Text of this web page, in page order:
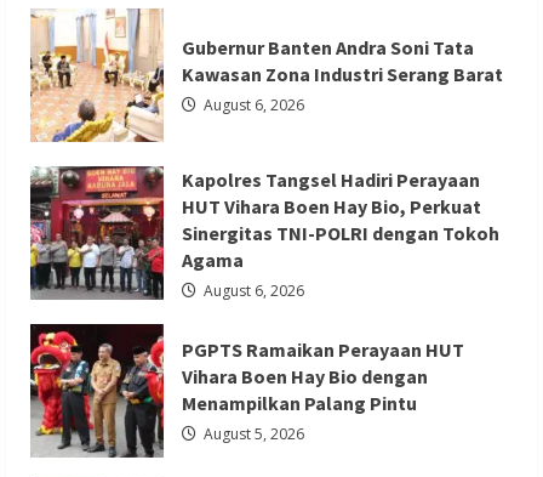
Berita Agama
Berita Sosial dan Budaya
Berita Trending
PGPTS Ramaikan Perayaan HUT Vihara
Boen Hay Bio dengan Menampilkan
Palang Pintu
Redaksi 01 August 5, 2026
Berita Ekonomi dan Bisnis
Berita Nasional
Berita Trending
ASDP Terapkan Sterilisasi Pelabuhan
Merak dengan One Gate System,
Film
Terlaris
2026
Spider
Man
Brand
New
Day
Raup
Rp
20,6
T
dalam
Sepekan
Gubernur Banten Andra Soni Tata
Kawasan Zona Industri Serang Barat
August 6, 2026
Kapolres Tangsel Hadiri Perayaan
HUT Vihara Boen Hay Bio, Perkuat
Sinergitas TNI-POLRI dengan Tokoh
Agama
August 6, 2026
PGPTS Ramaikan Perayaan HUT
Vihara Boen Hay Bio dengan
Menampilkan Palang Pintu
August 5, 2026